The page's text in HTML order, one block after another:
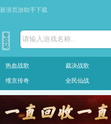
新浪页游助手下载
请输入游戏名称...
热血战歌 裁决战歌
维京传奇 全民仙战